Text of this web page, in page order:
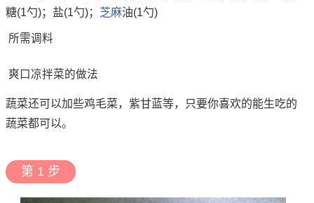
糖(1勺)；盐(1勺)； 芝麻油(1勺)
所需调料
爽口凉拌菜的做法
蔬菜还可以加些鸡毛菜，紫甘蓝等，只要你喜欢的能生吃的
蔬菜都可以。
第 1 步